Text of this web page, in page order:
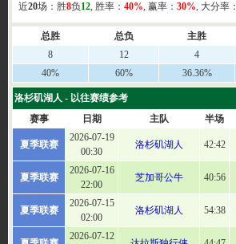
近20场：胜8负12, 胜率： 40%, 赢率： 30%, 大分率：
总胜 总负 主胜
8
12 4
40%
60% 36.36%
洛杉矶湖人 - 以往赛绩参考
赛事
日期 主队 半场
夏季联赛
2026-07-19
00:30
洛杉矶湖人 42:42
夏季联赛
2026-07-16
22:00
芝加哥公牛 40:56
夏季联赛
2026-07-15
02:00
洛杉矶湖人 54:38
2026-07-12